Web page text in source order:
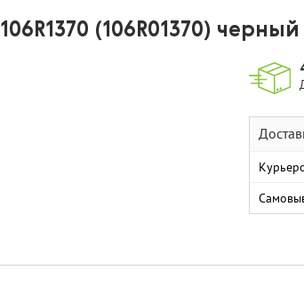
(106R01370) черный